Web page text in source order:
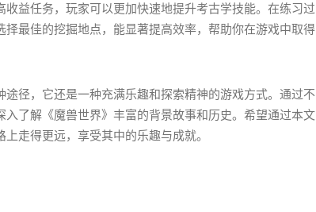
益任务，玩家可以更加快速地提升考古学技能。在练习过
最佳的挖掘地点，能显著提高效率，帮助你在游戏中取得
径，它还是一种充满乐趣和探索精神的游戏方式。通过不
了解《魔兽世界》丰富的背景故事和历史。希望通过本文
走得更远，享受其中的乐趣与成就。